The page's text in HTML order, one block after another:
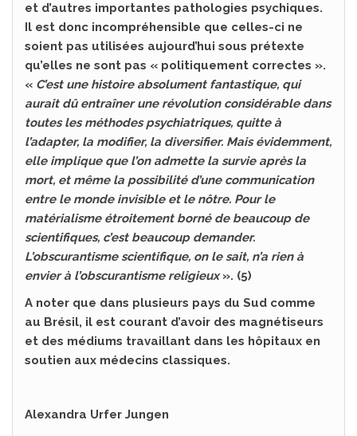
et d’autres importantes pathologies psychiques.
Il est donc incompréhensible que celles-ci ne
soient pas utilisées aujourd’hui sous prétexte
qu’elles ne sont pas « politiquement correctes ».
« C’est une histoire absolument fantastique, qui
aurait dû entraîner une révolution considérable dans
toutes les méthodes psychiatriques, quitte à
l’adapter, la modifier, la diversifier. Mais évidemment,
elle implique que l’on admette la survie après la
mort, et même la possibilité d’une communication
entre le monde invisible et le nôtre. Pour le
matérialisme étroitement borné de beaucoup de
scientifiques, c’est beaucoup demander.
L’obscurantisme scientifique, on le sait, n’a rien à
envier à l’obscurantisme religieux». (5)
A noter que dans plusieurs pays du Sud comme
au Brésil, il est courant d’avoir des magnétiseurs
et des médiums travaillant dans les hôpitaux en
soutien aux médecins classiques.
Alexandra Urfer Jungen